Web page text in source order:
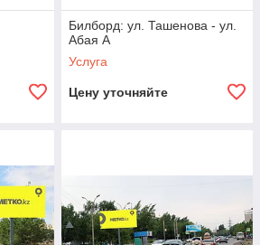
Билборд: ул. Ташенова - ул.
Абая А
Услуга
Цену уточняйте